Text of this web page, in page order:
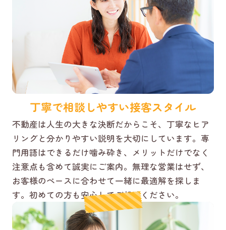
丁寧で相談しやすい接客スタイル
不動産は人生の大きな決断だからこそ、丁寧なヒア
リングと分かりやすい説明を大切にしています。専
門用語はできるだけ噛み砕き、メリットだけでなく
注意点も含めて誠実にご案内。無理な営業はせず、
お客様のペースに合わせて一緒に最適解を探しま
す。初めての方も安心してご相談ください。